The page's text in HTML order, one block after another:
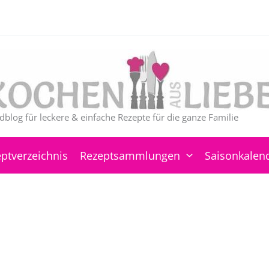
für leckere & einfache Rezepte für die ganze Familie
Rezeptsammlungen